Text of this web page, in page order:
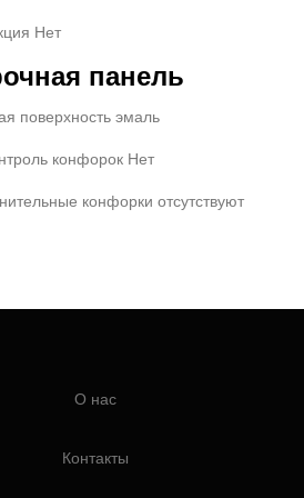
Нет
панель
поверхность эмаль
конфорок Нет
конфорки отсутствуют
О нас
Контакты